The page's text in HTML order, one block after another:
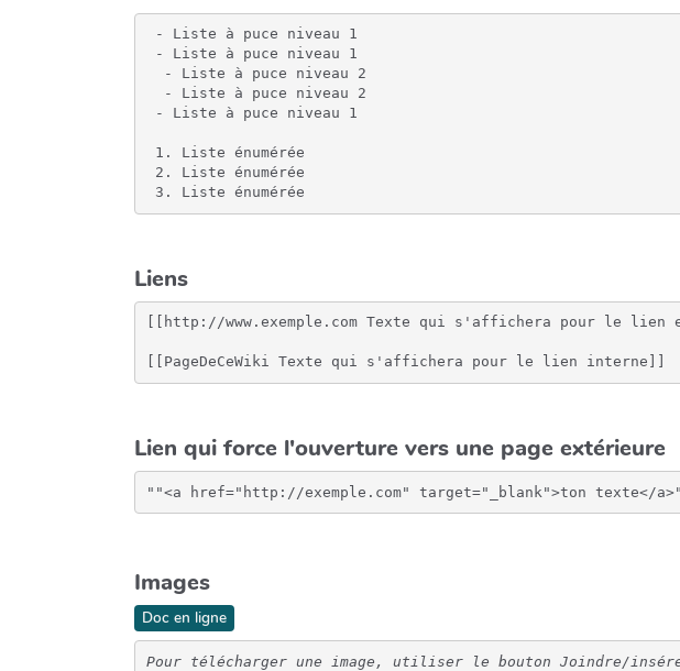
- Liste à puce niveau 1
- Liste à puce niveau 1
  - Liste à puce niveau 2
  - Liste à puce niveau 2
- Liste à puce niveau 1
1. Liste énumérée
2. Liste énumérée
3. Liste énumérée
Liens
[[http://www.exemple.com Texte qui s'affichera pour le lien
[[PageDeCeWiki Texte qui s'affichera pour le lien interne]]
Lien qui force l'ouverture vers une page extérieure
Images
Doc en ligne
Pour télécharger une image, utiliser le bouton Joindre/